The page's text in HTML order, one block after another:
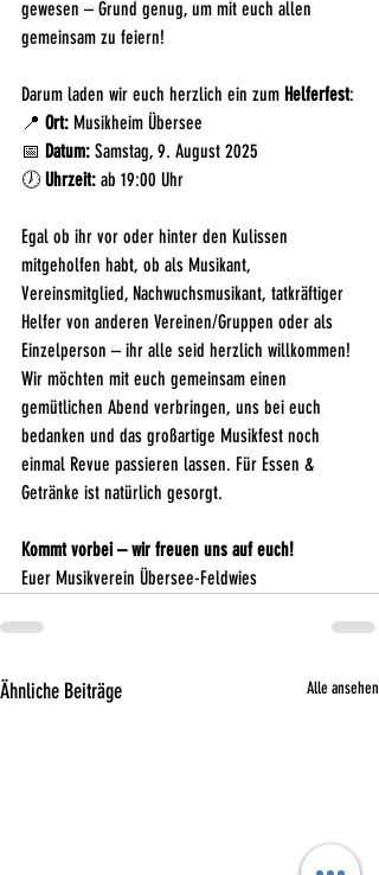
gewesen – Grund genug, um mit euch allen
gemeinsam zu feiern!
Darum laden wir euch herzlich ein zum Helferfest:
📍 Ort: Musikheim Übersee
📅 Datum: Samstag, 9. August 2025
🕖 Uhrzeit: ab 19:00 Uhr
Egal ob ihr vor oder hinter den Kulissen
mitgeholfen habt, ob als Musikant,
Vereinsmitglied, Nachwuchsmusikant, tatkräftiger
Helfer von anderen Vereinen/Gruppen oder als
Einzelperson – ihr alle seid herzlich willkommen!
Wir möchten mit euch gemeinsam einen
gemütlichen Abend verbringen, uns bei euch
bedanken und das großartige Musikfest noch
einmal Revue passieren lassen. Für Essen &
Getränke ist natürlich gesorgt.
Kommt vorbei – wir freuen uns auf euch!
Euer Musikverein Übersee-Feldwies
Ähnliche Beiträge Alle ansehen